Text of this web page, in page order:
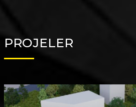
PROJELER